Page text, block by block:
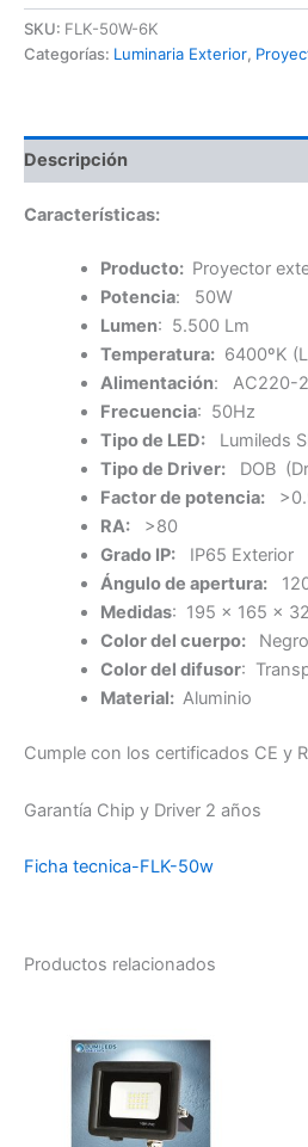
6K
Lumileds
SKU: FLK-50W-6K
Categorías: Luminaria Exterior,
Descripción
Características:
Producto: Proyector
Potencia: 50W
Lumen: 5.500 Lm
Temperatura:6400ºK
Alimentación: AC220-
Frecuencia: 50Hz
Tipo de LED:Lumileds
Tipo de Driver:DOB
Factor de potencia:
RA:>80
Grado IP:IP65 Exterior
Ángulo de apertura:
Medidas: 195 x 165 x
Color del cuerpo:
Negro
Color del difusor:
Material: Aluminio
Cumple con los certificados CE y
Garantía Chip y Driver 2 años
Ficha tecnica-FLK-50w
Productos relacionados